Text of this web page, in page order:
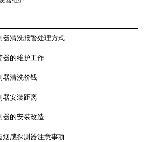
器清洗报警处理方式
器的维护工作
器清洗价钱
器安装距离
器的安装改造
烟感探测器注意事项